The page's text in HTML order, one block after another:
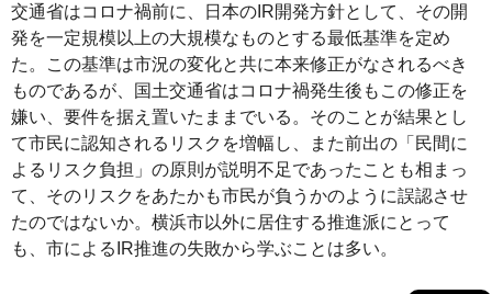
交通省はコロナ禍前に、日本のIR開発方針として、その開
発を一定規模以上の大規模なものとする最低基準を定め
た。この基準は市況の変化と共に本来修正がなされるべき
ものであるが、国土交通省はコロナ禍発生後もこの修正を
嫌い、要件を据え置いたままでいる。そのことが結果とし
て市民に認知されるリスクを増幅し、また前出の「民間に
よるリスク負担」の原則が説明不足であったことも相まっ
て、そのリスクをあたかも市民が負うかのように誤認させ
たのではないか。横浜市以外に居住する推進派にとって
も、市によるIR推進の失敗から学ぶことは多い。